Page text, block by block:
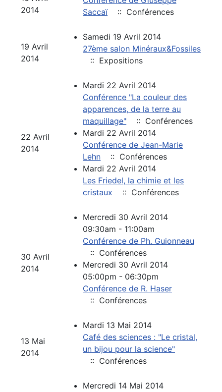
2014
Saccaï
:: Conférences
19 Avril
2014
Samedi 19 Avril 2014
27ème salon Minéraux&Fossiles
:: Expositions
22 Avril
2014
Mardi 22 Avril 2014
Conférence "La couleur des
apparences, de la terre au
maquillage"
:: Conférences
Mardi 22 Avril 2014
Conférence de Jean-Marie
Lehn
:: Conférences
Mardi 22 Avril 2014
Les Friedel, la chimie et les
cristaux
:: Conférences
30 Avril
2014
Mercredi 30 Avril 2014
09:30am - 11:00am
Conférence de Ph. Guionneau
:: Conférences
Mercredi 30 Avril 2014
05:00pm - 06:30pm
Conférence de R. Haser
:: Conférences
13 Mai
2014
Mardi 13 Mai 2014
Café des sciences : "Le cristal,
un bijou pour la science"
:: Conférences
Mercredi 14 Mai 2014